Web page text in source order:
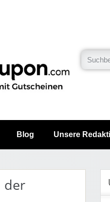
Blog Unsere
der